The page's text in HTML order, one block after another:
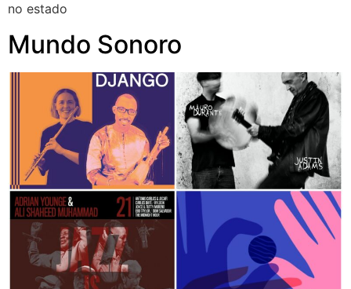
no estado
Mundo Sonoro